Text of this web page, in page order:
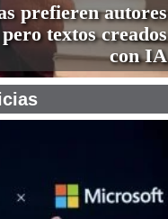
prefieren autores
textos creados
con IA